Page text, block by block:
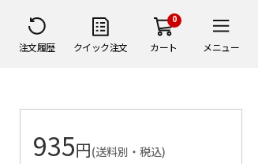
注文履歴 クイック注文
0
カート メニュー
935円(送料別・税込)